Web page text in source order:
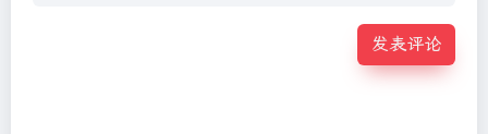
发表评论